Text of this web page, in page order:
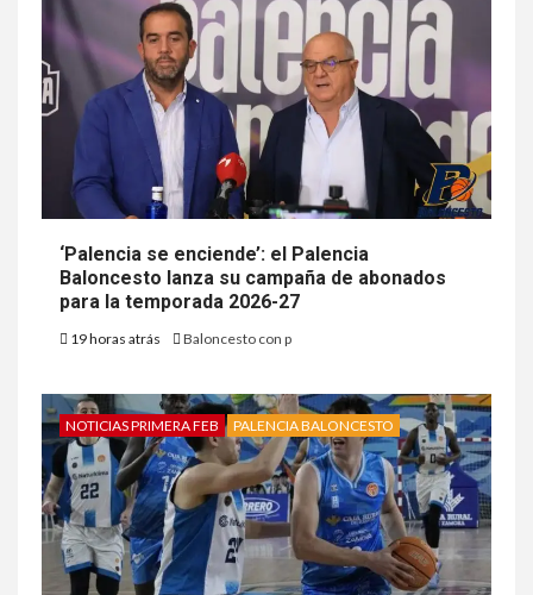
‘Palencia se enciende’: el Palencia
Baloncesto lanza su campaña de abonados
para la temporada 2026-27
19 horas atrás Baloncesto con p
NOTICIAS PRIMERA FEB PALENCIA BALONCESTO